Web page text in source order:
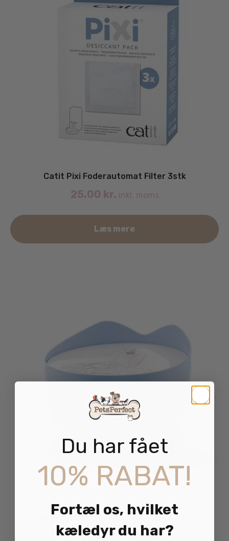
Catit Pixi Foderautomat Filter 3stk
25.00 kr. inkl. moms
Læs mere
Catit Pixi Lyseblå Drikkefontæne 2,5L
489.00kr.inkl. moms
Du har fået
10% RABAT!
Fortæl os, hvilket
kæledyr du har?